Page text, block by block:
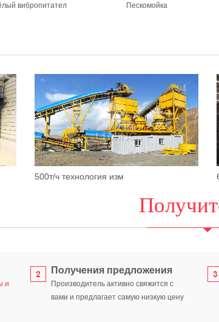
вибропитател Пескомойка
500т/ч технология изм
и
Получения предложения
Производитель активно свяжится с
вами и предлагает самую низкую цену